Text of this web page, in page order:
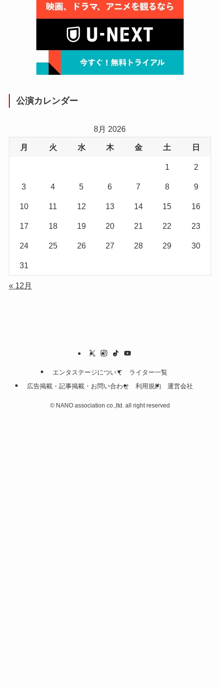
公演カレンダー
8月 2026
月 火 水 木 金 土 日
1 2
3 4 5 6 7 8 9
10 11 12 13 14 15 16
17 18 19 20 21 22 23
24 25 26 27 28 29 30
31
« 12月
エンタステージについて
ライター一覧
広告掲載・記事掲載・お問い合わせ
利用規約 運営会社
© NANO association co.,ltd. all right reserved